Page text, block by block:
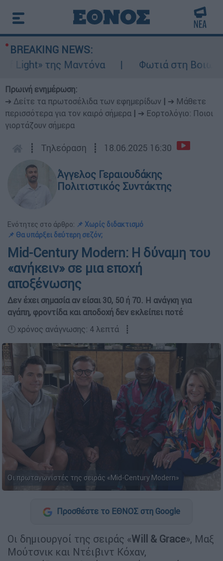
BREAKING NEWS:
της Μαντόνα
Φωτιά στη Βοιωτία:
Πρωινή ενημέρωση:
➔ Δείτε τα πρωτοσέλιδα των εφημερίδων
➔ Μάθετε
περισσότερα για τον καιρό σήμερα
➔ Εορτολόγιο: Ποιοι
γιορτάζουν σήμερα
┋ Τηλεόραση ┋ 18.06.2025 16:30
Άγγελος Γεραιουδάκης
Πολιτιστικός Συντάκτης
Ενότητες στο άρθρο: 📌 Χωρίς διδακτισμό
📌 Θα υπάρξει δεύτερη σεζόν;
Mid-Century Modern: Η δύναμη του
«ανήκειν» σε μια εποχή
αποξένωσης
Δεν έχει σημασία αν είσαι 30, 50 ή 70. Η ανάγκη για
αγάπη, φροντίδα και αποδοχή δεν εκλείπει ποτέ
🕛 χρόνος ανάγνωσης: 4 λεπτά ┋
Οι πρωταγωνιστές της σειράς «Mid-Century Modern»
Προσθέστε το ΕΘΝΟΣ στη Google
Οι δημιουργοί της σειράς «Will & Grace», Μαξ
Μούτσνικ και Ντέιβιντ Κόχαν,